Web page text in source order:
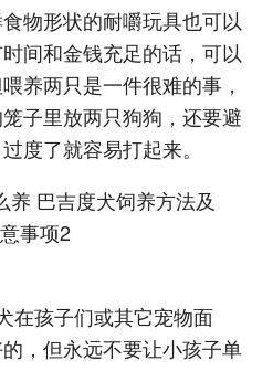
物形状的耐嚼玩具也可以
间和金钱充足的话，可以
养两只是一件很难的事，
子里放两只狗狗，还要避
度了就容易打起来。
孩子们或其它宠物面
，但永远不要让小孩子单